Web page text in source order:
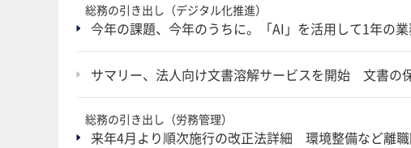
総務の引き出し（デジタル化推進）
今年の課題、今年のうちに。「AI」を活用して1年の
サマリー、法人向け文書溶解サービスを開始 文書の
総務の引き出し（労務管理）
来年4月より順次施行の改正法詳細 環境整備など離